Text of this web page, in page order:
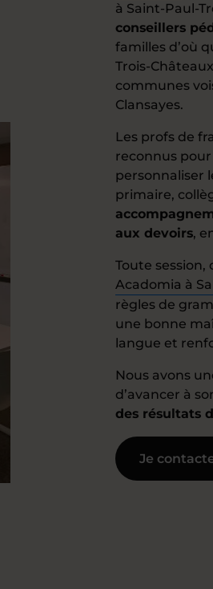
à Saint-Paul-
conseillers
familles d’où
Trois-
communes
Clansayes.
Les profs de
reconnus
personnaliser
primaire,
aux devoirs,
Toute
Acadomia à
règles de
une bonne
langue et
Nous avons
d’avancer à
des résultats
Je